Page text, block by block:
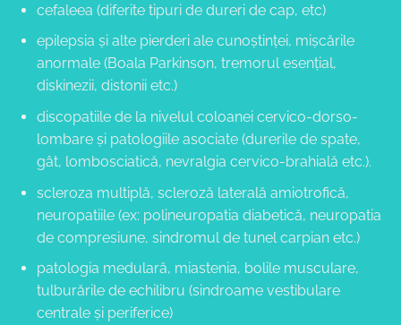
cefaleea (diferite tipuri de dureri de cap, etc)
epilepsia și alte pierderi ale cunoștinței, mișcările
anormale (Boala Parkinson, tremorul esențial,
diskinezii, distonii etc.)
discopatiile de la nivelul coloanei cervico-dorso-
lombare și patologiile asociate (durerile de spate,
gât, lombosciatică, nevralgia cervico-brahială etc.).
scleroza multiplă, scleroză laterală amiotrofică,
neuropatiile (ex: polineuropatia diabetică, neuropatia
de compresiune, sindromul de tunel carpian etc.)
patologia medulară, miastenia, bolile musculare,
tulburările de echilibru (sindroame vestibulare
centrale și periferice)